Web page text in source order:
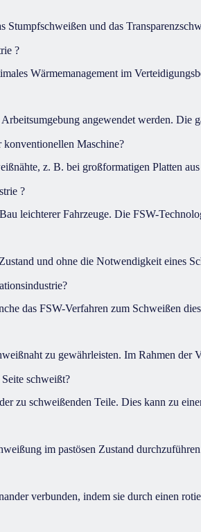
Stumpfschweißen und das
?
Wärmemanagement im
angewendet werden. Die
konventionellen Maschine?
z. B. bei großformatigen Platten
?
leichterer Fahrzeuge. Die FSW-
und ohne die Notwendigkeit eines
das FSW-Verfahren zum Schweißen
zu gewährleisten. Im Rahmen der
schweißt?
zu schweißenden Teile. Dies kann zu
im pastösen Zustand
verbunden, indem sie durch einen